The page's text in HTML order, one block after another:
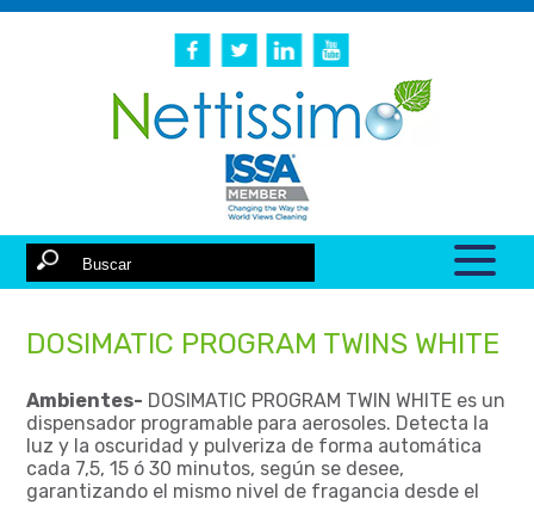
DOSIMATIC PROGRAM TWINS WHITE
Ambientes- DOSIMATIC PROGRAM TWIN WHITE es un
dispensador programable para aerosoles. Detecta la
luz y la oscuridad y pulveriza de forma automática
cada 7,5, 15 ó 30 minutos, según se desee,
garantizando el mismo nivel de fragancia desde el